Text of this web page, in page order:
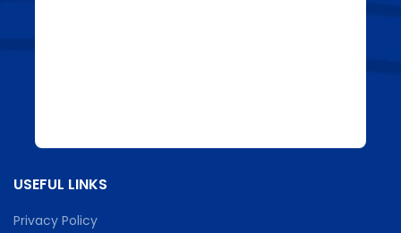
USEFUL LINKS
Privacy Policy